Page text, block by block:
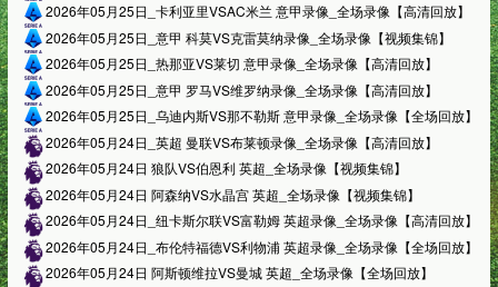
2026年05月25日_卡利亚里VSAC米兰 意甲录像_全场录像【高清回放】
2026年05月25日_意甲 科莫VS克雷莫纳录像_全场录像【视频集锦】
2026年05月25日_热那亚VS莱切 意甲录像_全场录像【高清回放】
2026年05月25日_意甲 罗马VS维罗纳录像_全场录像【高清回放】
2026年05月25日_乌迪内斯VS那不勒斯 意甲录像_全场录像【全场回放】
2026年05月24日_英超 曼联VS布莱顿录像_全场录像【高清回放】
2026年05月24日 狼队VS伯恩利 英超_全场录像【视频集锦】
2026年05月24日 阿森纳VS水晶宫 英超_全场录像【视频集锦】
2026年05月24日_纽卡斯尔联VS富勒姆 英超录像_全场录像【高清回放】
2026年05月24日_布伦特福德VS利物浦 英超录像_全场录像【全场回放】
2026年05月24日 阿斯顿维拉VS曼城 英超_全场录像【全场回放】